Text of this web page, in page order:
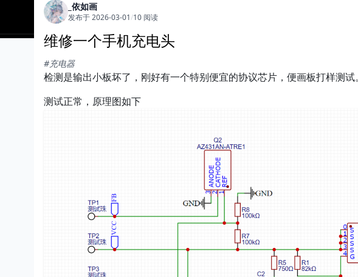
_依如画
发布于 2026-03-01/10 阅读
维修一个手机充电头
#充电器
检测是输出小板坏了，刚好有一个特别便宜的协议芯片，便画板打样测试。
测试正常，原理图如下